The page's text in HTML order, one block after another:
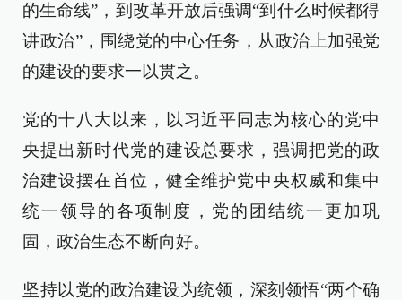
的生命线”，到改革开放后强调“到什么时候都得
讲政治”，围绕党的中心任务，从政治上加强党
的建设的要求一以贯之。
党的十八大以来，以习近平同志为核心的党中
央提出新时代党的建设总要求，强调把党的政
治建设摆在首位，健全维护党中央权威和集中
统一领导的各项制度，党的团结统一更加巩
固，政治生态不断向好。
坚持以党的政治建设为统领，深刻领悟“两个确